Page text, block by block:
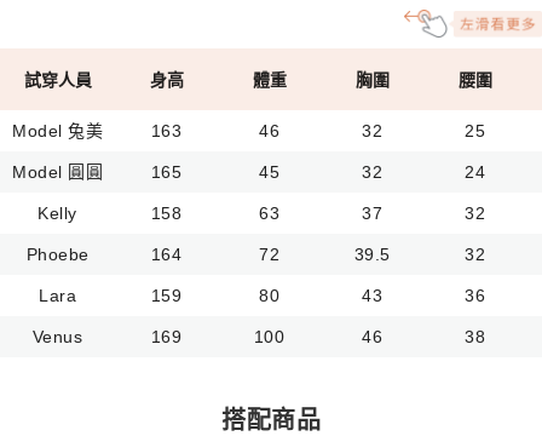
試穿人員 身高 體重 胸圍 腰圍
Model 兔美 163 46 32 25
Model 圓圓 165 45 32 24
Kelly 158 63 37 32
Phoebe 164 72 39.5 32
Lara 159 80 43 36
Venus 169 100 46 38
搭配商品